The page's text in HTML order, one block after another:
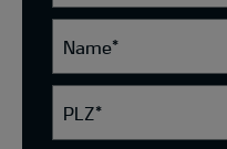
Name*
PLZ*